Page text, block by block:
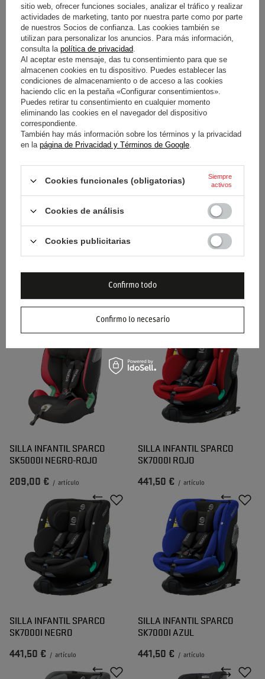
SILLA INFANTIL SPARCO
SK100IB AZUL
76,50 € / artículo
SILLA INFANTIL SPARCO
SK100IB GRIS
76,50 € / artículo
SILLA INFANTIL SPARCO
76,50 €
SILLA INFANTIL SPARCO
SK5000I NEGRO-AZUL
209,00 €
SILLA INFANTIL SPARCO
SK5000I NEGRO-ROJO
209,00 € / artículo
SILLA INFANTIL SPARCO
SK7000I ROJO
441,50 € / artículo
SILLA INFANTIL SPARCO
SK7000I NEGRO
441,50 € / artículo
SILLA INFANTIL SPARCO
SK7000I AZUL
441,50 € / artículo
sitio web, ofrecer funciones sociales, analizar el tráfico y realizar
actividades de marketing, tanto por nuestra parte como por parte
de nuestros Socios de confianza. Las cookies también se
utilizan para personalizar los anuncios. Para más información,
consulta la política de privacidad.
Al aceptar este mensaje, das tu consentimiento para que se
almacenen cookies en tu dispositivo. Puedes establecer las
condiciones de almacenamiento o de acceso a las cookies
haciendo clic en la pestaña «Configurar consentimientos».
Puedes retirar tu consentimiento en cualquier momento
eliminando las cookies en el navegador del dispositivo
correspondiente.
También hay más información sobre los términos y la privacidad
en la página de Privacidad y Términos de Google.
Cookies funcionales (obligatorias)
Siempre
activos
Cookies de análisis
Cookies publicitarias
Confirmo lo necesario
Confirmo todo